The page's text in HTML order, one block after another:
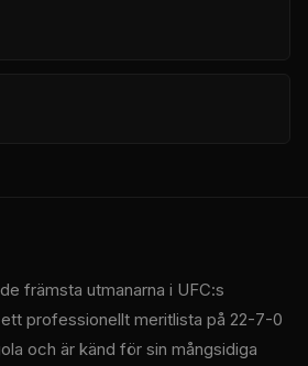
främsta utmanarna i UFC:s
professionellt meritlista på 22-7-0
och är känd för sin mångsidiga